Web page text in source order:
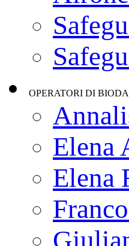
OPERATORI DI
Elena
Elena